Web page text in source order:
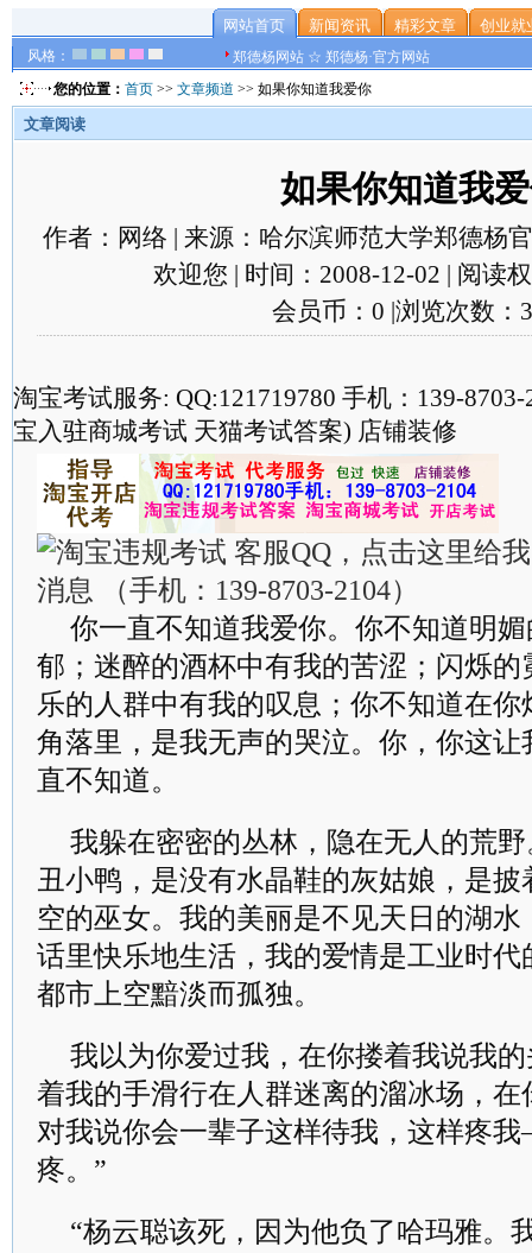
风格：
网站首页 新闻资讯 精彩文章 创业就
郑德杨网站 ☆ 郑德杨·官方网站
您的位置： 首页 >> 文章频道 >> 如果你知道我爱你
文章阅读
如果你知道我
作者：网络 | 来源：哈尔滨师范大学郑德杨
欢迎您 | 时间：2008-12-02 | 阅读
会员币：0 |浏览次数：
淘宝考试服务: QQ:121719780 手机：139-
宝入驻商城考试 天猫考试答案) 店铺装修
你一直不知道我爱你。你不知道明
郁；迷醉的酒杯中有我的苦涩；闪烁
乐的人群中有我的叹息；你不知道在
角落里，是我无声的哭泣。你，你这
直不知道。
我躲在密密的丛林，隐在无人的荒
丑小鸭，是没有水晶鞋的灰姑娘，是
空的巫女。我的美丽是不见天日的湖
话里快乐地生活，我的爱情是工业时
都市上空黯淡而孤独。
我以为你爱过我，在你搂着我说我
着我的手滑行在人群迷离的溜冰场，
对我说你会一辈子这样待我，这样疼
疼。”
“杨云聪该死，因为他负了哈玛雅。